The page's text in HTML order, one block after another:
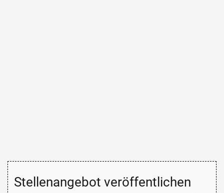
Stellenangebot veröffentlichen